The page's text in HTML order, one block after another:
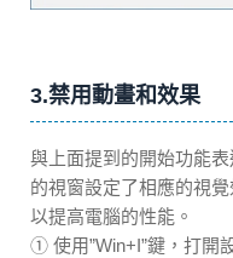
3.禁用動畫和效果
與上面提到的開始功能
的視窗設定了相應的視
以提高電腦的性能。
① 使用”Win+I”鍵，打開